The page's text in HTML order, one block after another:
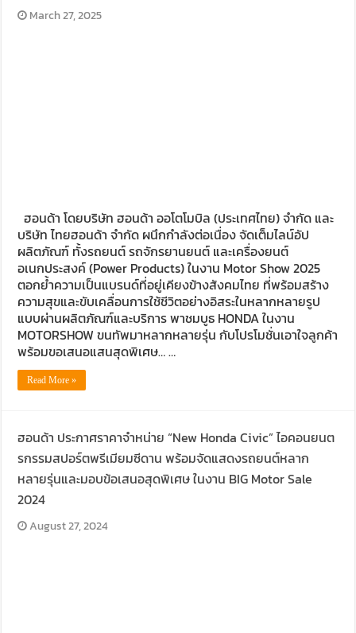
March 27, 2025
ฮอนด้า โดยบริษัท ฮอนด้า ออโตโมบิล (ประเทศไทย) จำกัด และ
บริษัท ไทยฮอนด้า จำกัด ผนึกกำลังต่อเนื่อง จัดเต็มไลน์อัป
ผลิตภัณฑ์ ทั้งรถยนต์ รถจักรยานยนต์ และเครื่องยนต์
อเนกประสงค์ (Power Products) ในงาน Motor Show 2025
ตอกย้ำความเป็นแบรนด์ที่อยู่เคียงข้างสังคมไทย ที่พร้อมสร้าง
ความสุขและขับเคลื่อนการใช้ชีวิตอย่างอิสระในหลากหลายรูป
แบบผ่านผลิตภัณฑ์และบริการ พาชมบูธ HONDA ในงาน
MOTORSHOW ขนทัพมาหลากหลายรุ่น กับโปรโมชั่นเอาใจลูกค้า
พร้อมขอเสนอแสนสุดพิเศษ… …
Read More »
ฮอนด้า ประกาศราคาจำหน่าย “New Honda Civic” ไอคอนยนต
รกรรมสปอร์ตพรีเมียมซีดาน พร้อมจัดแสดงรถยนต์หลาก
หลายรุ่นและมอบข้อเสนอสุดพิเศษ ในงาน BIG Motor Sale
2024
August 27, 2024